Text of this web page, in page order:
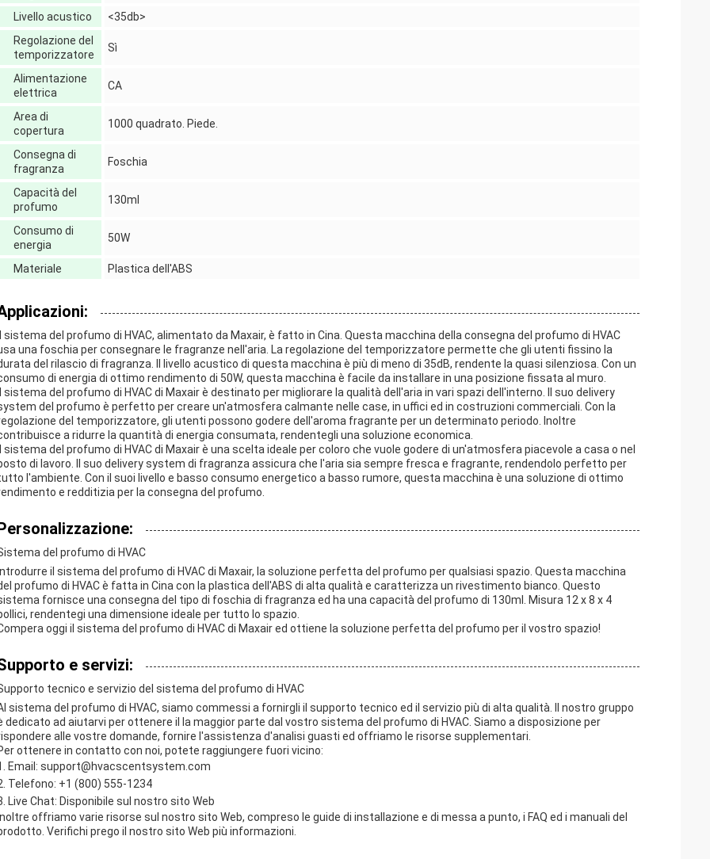
Livello acustico
<35db>
Regolazione del
temporizzatore
Sì
Alimentazione
elettrica
CA
Area di
copertura
1000 quadrato. Piede.
Consegna di
fragranza
Foschia
Capacità del
profumo
130ml
Consumo di
energia
50W
Materiale Plastica dell'ABS
sistema del profumo di HVAC, alimentato da Maxair, è fatto in Cina. Questa macchina della consegna del profumo di HVAC
una foschia per consegnare le fragranze nell'aria. La regolazione del temporizzatore permette che gli utenti fissino la
del rilascio di fragranza. Il livello acustico di questa macchina è più di meno di 35dB, rendente la quasi silenziosa. Con un
di energia di ottimo rendimento di 50W, questa macchina è facile da installare in una posizione fissata al muro.
sistema del profumo di HVAC di Maxair è destinato per migliorare la qualità dell'aria in vari spazi dell'interno. Il suo delivery
del profumo è perfetto per creare un'atmosfera calmante nelle case, in uffici ed in costruzioni commerciali. Con la
del temporizzatore, gli utenti possono godere dell'aroma fragrante per un determinato periodo. Inoltre
a ridurre la quantità di energia consumata, rendentegli una soluzione economica.
sistema del profumo di HVAC di Maxair è una scelta ideale per coloro che vuole godere di un'atmosfera piacevole a casa o nel
di lavoro. Il suo delivery system di fragranza assicura che l'aria sia sempre fresca e fragrante, rendendolo perfetto per
l'ambiente. Con il suoi livello e basso consumo energetico a basso rumore, questa macchina è una soluzione di ottimo
e redditizia per la consegna del profumo.
del profumo di HVAC
il sistema del profumo di HVAC di Maxair, la soluzione perfetta del profumo per qualsiasi spazio. Questa macchina
profumo di HVAC è fatta in Cina con la plastica dell'ABS di alta qualità e caratterizza un rivestimento bianco. Questo
fornisce una consegna del tipo di foschia di fragranza ed ha una capacità del profumo di 130ml. Misura 12 x 8 x 4
rendentegi una dimensione ideale per tutto lo spazio.
oggi il sistema del profumo di HVAC di Maxair ed ottiene la soluzione perfetta del profumo per il vostro spazio!
e servizi:
tecnico e servizio del sistema del profumo di HVAC
sistema del profumo di HVAC, siamo commessi a fornirgli il supporto tecnico ed il servizio più di alta qualità. Il nostro gruppo
dedicato ad aiutarvi per ottenere il la maggior parte dal vostro sistema del profumo di HVAC. Siamo a disposizione per
alle vostre domande, fornire l'assistenza d'analisi guasti ed offriamo le risorse supplementari.
ottenere in contatto con noi, potete raggiungere fuori vicino:
Email: support@hvacscentsystem.com
Telefono: +1 (800) 555-1234
Live Chat: Disponibile sul nostro sito Web
offriamo varie risorse sul nostro sito Web, compreso le guide di installazione e di messa a punto, i FAQ ed i manuali del
Verifichi prego il nostro sito Web più informazioni.